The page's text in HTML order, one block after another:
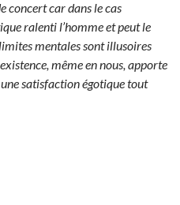
concert car dans le cas
ralenti l’homme et peut le
mentales sont illusoires
même en nous , apporte
satisfaction égotique tout